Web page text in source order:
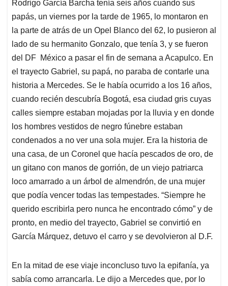
s
A
p
p
b
o
o
k
e
d
I
n
l
a
d
s
Rodrigo García Barcha tenía seis años cuando sus
papás, un viernes por la tarde de 1965, lo montaron en
la parte de atrás de un Opel Blanco del 62, lo pusieron al
lado de su hermanito Gonzalo, que tenía 3, y se fueron
del DF México a pasar el fin de semana a Acapulco. En
el trayecto Gabriel, su papá, no paraba de contarle una
historia a Mercedes. Se le había ocurrido a los 16 años,
cuando recién descubría Bogotá, esa ciudad gris cuyas
calles siempre estaban mojadas por la lluvia y en donde
los hombres vestidos de negro fúnebre estaban
condenados a no ver una sola mujer. Era la historia de
una casa, de un Coronel que hacía pescados de oro, de
un gitano con manos de gorrión, de un viejo patriarca
loco amarrado a un árbol de almendrón, de una mujer
que podía vencer todas las tempestades. “Siempre he
querido escribirla pero nunca he encontrado cómo” y de
pronto, en medio del trayecto, Gabriel se convirtió en
García Márquez, detuvo el carro y se devolvieron al D.F.
En la mitad de ese viaje inconcluso tuvo la epifanía, ya
sabía como arrancarla. Le dijo a Mercedes que, por lo